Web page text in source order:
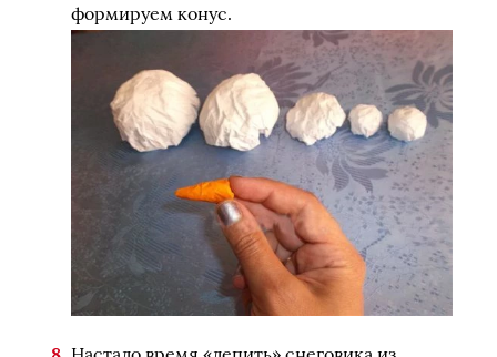
формируем конус.